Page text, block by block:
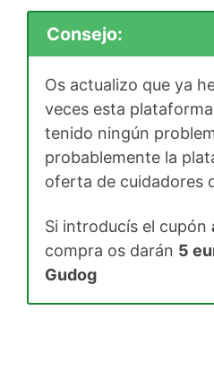
Consejo:
Os actualizo que ya
veces esta
tenido ningún
probablemente la
oferta de cuidadores
Si introducís el cupón
compra os darán 5
Gudog